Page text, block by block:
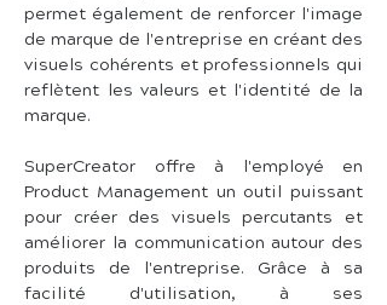
permet également de renforcer l'image
de marque de l'entreprise en créant des
visuels cohérents et professionnels qui
reflètent les valeurs et l'identité de la
marque.
SuperCreator offre à l'employé en
Product Management un outil puissant
pour créer des visuels percutants et
améliorer la communication autour des
produits de l'entreprise. Grâce à sa
facilité d'utilisation, à ses